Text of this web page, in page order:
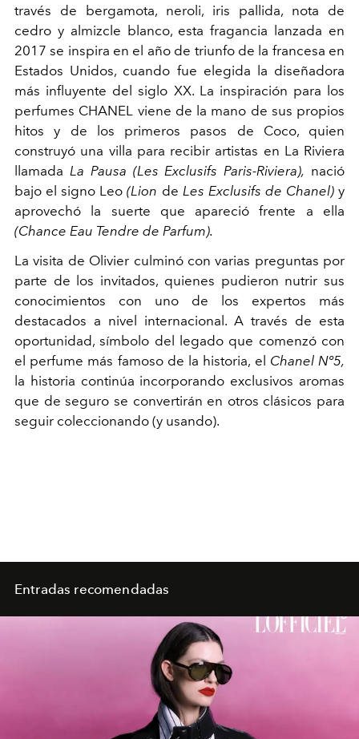
través de bergamota, neroli, iris pallida, nota de
cedro y almizcle blanco, esta fragancia lanzada en
2017 se inspira en el año de triunfo de la francesa en
Estados Unidos, cuando fue elegida la diseñadora
más influyente del siglo XX. La inspiración para los
perfumes CHANEL viene de la mano de sus propios
hitos y de los primeros pasos de Coco, quien
construyó una villa para recibir artistas en La Riviera
llamada La Pausa (Les Exclusifs Paris-Riviera), nació
bajo el signo Leo(Lion de Les Exclusifs de Chanel)y
aprovechó la suerte que apareció frente a ella
(Chance Eau Tendre de Parfum).
La visita de Olivier culminó con varias preguntas por
parte de los invitados, quienes pudieron nutrir sus
conocimientos con uno de los expertos más
destacados a nivel internacional. A través de esta
oportunidad, símbolo del legado que comenzó con
el perfume más famoso de la historia, el Chanel Nº5,
la historia continúa incorporando exclusivos aromas
que de seguro se convertirán en otros clásicos para
seguir coleccionando (y usando).
Entradas recomendadas